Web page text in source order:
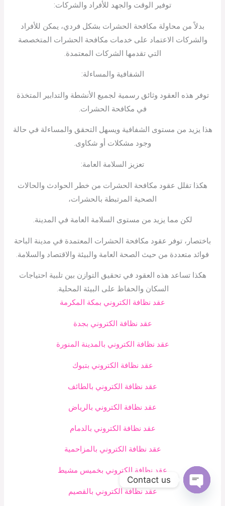
توفير الوقت والجهد للأفراد والشركات:
بدلاً من محاولة مكافحة الحشرات بشكل فردي، يمكن للأفراد
والشركات الاعتماد على خدمات مكافحة الحشرات المتخصصة
التي تقدمها الشركات المعتمدة.
الشفافية والمساءلة:
توفر هذه العقود وثائق رسمية لجميع الأنشطة والتدابير المتخذة
في مكافحة الحشرات.
هذا يزيد من مستوى الشفافية ويسهل التحقق والمساءلة في حالة
وجود مشكلات أو شكاوى.
تعزيز السلامة العامة:
هكذا تقلل عقود مكافحة الحشرات من خطر الحوادث والحالات
الصحية المرتبطة بالحشرات،
لكن مما يزيد من مستوى السلامة العامة في المدينة.
باختصار، توفر عقود مكافحة الحشرات المعتمدة في مدينة الباحة
فوائد متعددة من حيث الصحة العامة والبيئة والاقتصاد والسلامة.
هكذا تساعد هذه العقود في تحقيق التوازن بين تلبية احتياجات
السكان والحفاظ على البيئة المحلية.
عقد نظافة الكتروني بمكة المكرمة
عقد نظافة الكتروني بجدة
عقد نظافة الكتروني بالمدينة المنورة
عقد نظافة الكتروني بتبوك
عقد نظافة الكتروني بالطائف
عقد نظافة الكتروني بالرياض
عقد نظافة الكتروني بالدمام
عقد نظافة الكتروني بالمزاحمية
عقد نظافة الكتروني بخميس مشيط
عقد نظافة الكتروني بالقصيم
Contact us
Open